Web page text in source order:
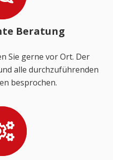
Beratung
Sie gerne vor Ort. Der
alle durchzuführenden
besprochen.